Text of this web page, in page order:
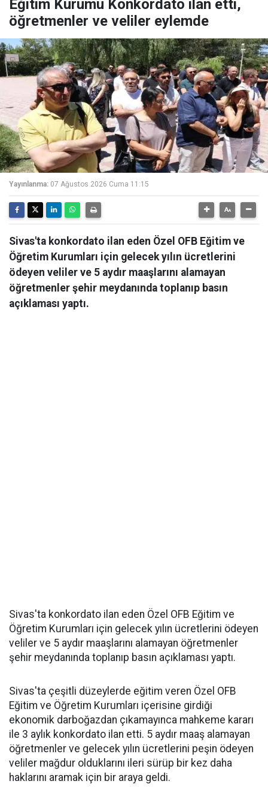
Eğitim Kurumu Konkordato ilan etti,
öğretmenler ve veliler eylemde
Yayınlanma: 07 Ağustos 2026 Cuma 11:15
Sivas'ta konkordato ilan eden Özel OFB Eğitim ve
Öğretim Kurumları için gelecek yılın ücretlerini
ödeyen veliler ve 5 aydır maaşlarını alamayan
öğretmenler şehir meydanında toplanıp basın
açıklaması yaptı.
Sivas'ta konkordato ilan eden Özel OFB Eğitim ve
Öğretim Kurumları için gelecek yılın ücretlerini ödeyen
veliler ve 5 aydır maaşlarını alamayan öğretmenler
şehir meydanında toplanıp basın açıklaması yaptı.
Sivas'ta çeşitli düzeylerde eğitim veren Özel OFB
Eğitim ve Öğretim Kurumları içerisine girdiği
ekonomik darboğazdan çıkamayınca mahkeme kararı
ile 3 aylık konkordato ilan etti. 5 aydır maaş alamayan
öğretmenler ve gelecek yılın ücretlerini peşin ödeyen
veliler mağdur olduklarını ileri sürüp bir kez daha
haklarını aramak için bir araya geldi.